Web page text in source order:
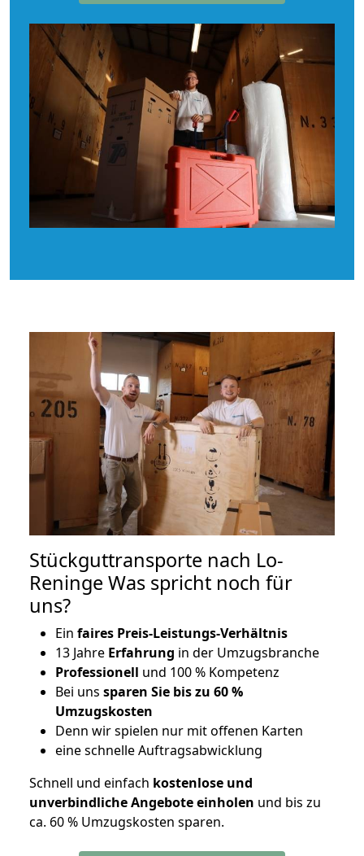
Stückguttransporte nach Lo-
Reninge Was spricht noch für
uns?
Ein faires Preis-Leistungs-Verhältnis
13 Jahre Erfahrung in der Umzugsbranche
Professionell und 100 % Kompetenz
Bei uns sparen Sie bis zu 60 %
Umzugskosten
Denn wir spielen nur mit offenen Karten
eine schnelle Auftragsabwicklung
Schnell und einfach kostenlose und
unverbindliche Angebote einholen und bis zu
ca. 60 % Umzugskosten sparen.